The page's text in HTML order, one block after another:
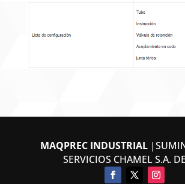
MAQPREC INDUSTRIAL
SERVICIOS CHAMEL S.A.